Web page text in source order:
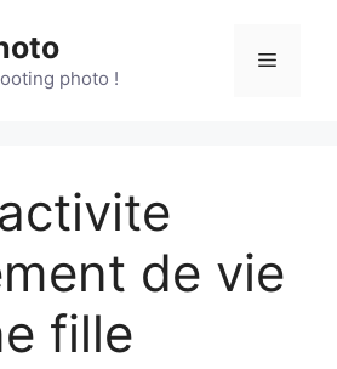
photo !
Menu
de vie
fille